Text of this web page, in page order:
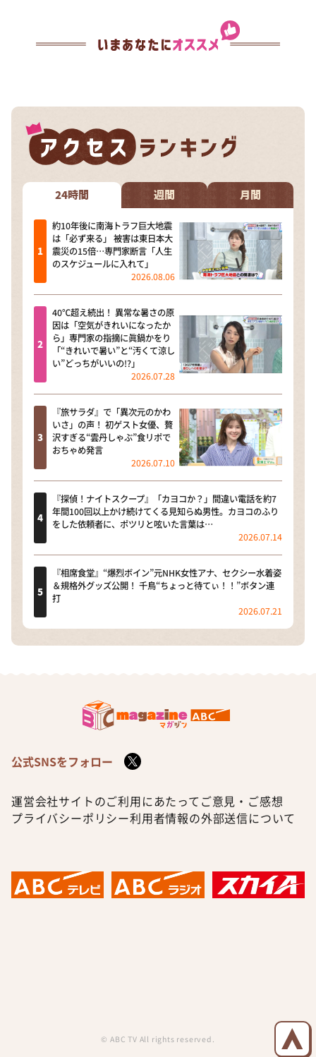
24時間 週間 月間
約10年後に南海トラフ巨大地震
は「必ず来る」 被害は東日本大
震災の15倍…専門家断言「人生
のスケジュールに入れて」
2026.08.06
40℃超え続出！ 異常な暑さの原
因は「空気がきれいになったか
ら」専門家の指摘に眞鍋かをり
「“きれいで暑い”と“汚くて涼し
い”どっちがいいの!?」
2026.07.28
『旅サラダ』で「異次元のかわ
いさ」の声！ 初ゲスト女優、贅
沢すぎる“雲丹しゃぶ”食リポで
おちゃめ発言
2026.07.10
『探偵！ナイトスクープ』「カヨコか？」間違い電話を約7
年間100回以上かけ続けてくる見知らぬ男性。カヨコのふり
をした依頼者に、ポツリと呟いた言葉は…
2026.07.14
『相席食堂』“爆烈ボイン”元NHK女性アナ、セクシー水着姿
＆規格外グッズ公開！ 千鳥“ちょっと待てぃ！！”ボタン連
打
2026.07.21
公式SNSをフォロー
運営会社サイトのご利用にあたって ご意見・ご感想
プライバシーポリシー利用者情報の外部送信について
© ABC TV All rights reserved.